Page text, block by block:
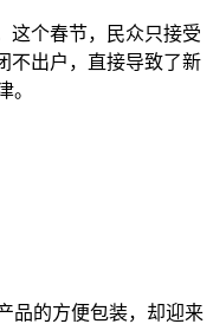
这个春节，民众只接受
不出户，直接导致了新
。
品的方便包装，却迎来